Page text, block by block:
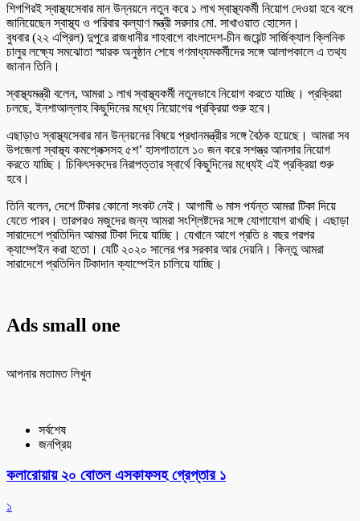
শিগগিরই স্বাস্থ্যসেবার মান উন্নয়নে নতুন করে ১ লাখ স্বাস্থ্যকর্মী নিয়োগ দেওয়া হবে বলে
জানিয়েছেন স্বাস্থ্য ও পরিবার কল্যাণ মন্ত্রী সরদার মো. সাখাওয়াত হোসেন।
বুধবার (২২ এপ্রিল) দুপুরে রাজধানীর শাহবাগে বাংলাদেশ-চীন জয়েন্ট সার্জিক্যাল ক্লিনিক
চালুর লক্ষ্যে সমঝোতা স্মারক অনুষ্ঠান শেষে গণমাধ্যমকর্মীদের সঙ্গে আলাপকালে এ তথ্য
জানান তিনি।
স্বাস্থ্যমন্ত্রী বলেন, আমরা ১ লাখ স্বাস্থ্যকর্মী নতুনভাবে নিয়োগ করতে যাচ্ছি। প্রক্রিয়া
চলছে, ইনশাআল্লাহ কিছুদিনের মধ্যে নিয়োগের প্রক্রিয়া শুরু হবে।
এছাড়াও স্বাস্থ্যসেবার মান উন্নয়নের বিষয়ে প্রধানমন্ত্রীর সঙ্গে বৈঠক হয়েছে। আমরা সব
উপজেলা স্বাস্থ্য কমপ্লেক্সসহ ৫শ’ হাসপাতালে ১০ জন করে সশস্ত্র আনসার নিয়োগ
করতে যাচ্ছি। চিকিৎসকদের নিরাপত্তার স্বার্থে কিছুদিনের মধ্যেই এই প্রক্রিয়া শুরু
হবে।
তিনি বলেন, দেশে টিকার কোনো সংকট নেই। আগামী ৬ মাস পর্যন্ত আমরা টিকা দিয়ে
যেতে পারব। তারপরও মজুদের জন্য আমরা সংশ্লিষ্টদের সঙ্গে যোগাযোগ রাখছি। এছাড়া
সারাদেশে প্রতিদিন আমরা টিকা দিয়ে যাচ্ছি। যেখানে আগে প্রতি ৪ বছর পরপর
ক্যাম্পেইন করা হতো। যেটি ২০২০ সালের পর সরকার আর দেয়নি। কিন্তু আমরা
সারাদেশে প্রতিদিন টিকাদান ক্যাম্পেইন চালিয়ে যাচ্ছি।
Ads small one
আপনার মতামত লিখুন
সর্বশেষ
জনপ্রিয়
কলারোয়ায় ২০ বোতল এসকাফসহ গ্রেপ্তার ১
১